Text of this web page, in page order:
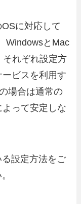
に対応して
WindowsとMac
それぞれ設定方
ビスを利用す
場合は通常の
って安定しな
設定方法をご